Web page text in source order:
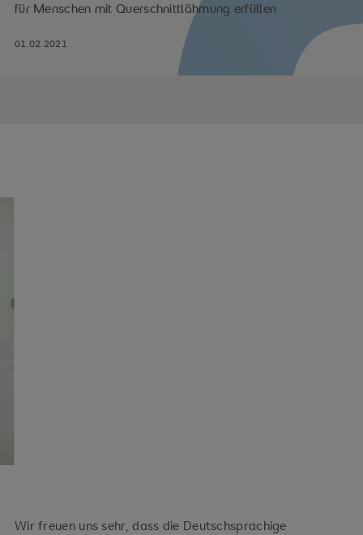
für Menschen mit Querschnittlähmung erfüllen
01.02.2021
Wir freuen uns sehr, dass die Deutschsprachige